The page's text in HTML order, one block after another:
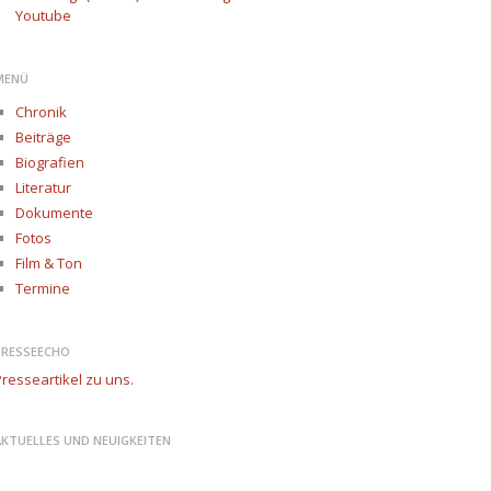
Youtube
Chronik
Beiträge
Biografien
Literatur
Dokumente
Fotos
Film & Ton
Termine
zu uns.
UND NEUIGKEITEN